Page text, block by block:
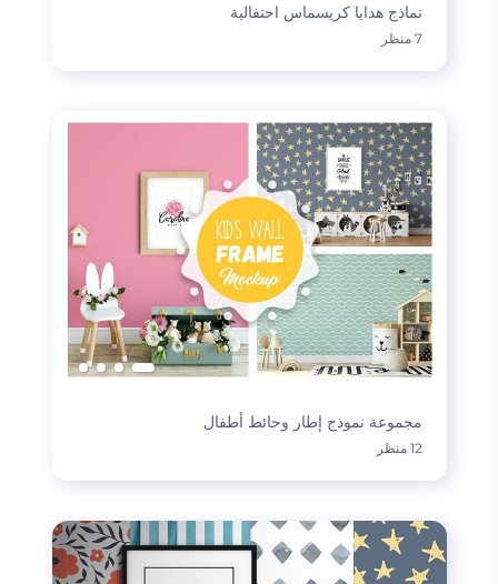
نماذج هدايا كريسماس احتفالية
7 منظر
مجموعة نموذج إطار وحائط أطفال
12 منظر